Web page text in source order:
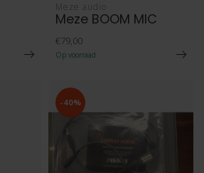
Meze audio
Meze BOOM MIC
€79,00
Op voorraad
-40%